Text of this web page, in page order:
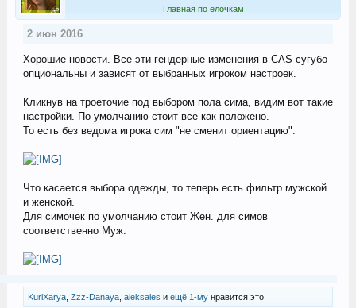
Главная по ёлочкам
2 июн 2016
Хорошие новости. Все эти гендерные изменения в CAS сугубо
опциональны и зависят от выбранных игроком настроек.
Кликнув на троеточие под выбором пола сима, видим вот такие
настройки. По умолчанию стоит все как положено.
То есть без ведома игрока сим "не сменит ориентацию".
Что касается выбора одежды, то теперь есть фильтр мужской
и женской.
Для симочек по умолчанию стоит Жен. для симов
соответственно Муж.
KuriXarya, Zzz-Danaya, aleksales и ещё 1-мунравится это.